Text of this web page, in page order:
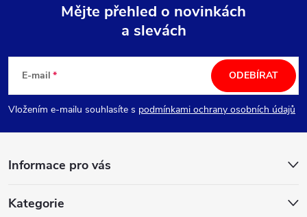
p
Mějte přehled o novinkách
a slevách
E-mail
Vložením e-mailu souhlasíte s podmínkami ochrany osobních údajů
ODEBÍRAT
Informace pro vás
Kategorie